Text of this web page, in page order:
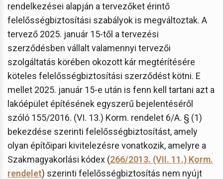
rendelkezései alapján a tervezőket érintő
felelősségbiztosítási szabályok is megváltoztak. A
tervező 2025. január 15-től a tervezési
szerződésben vállalt valamennyi tervezői
szolgáltatás körében okozott kár megtérítésére
köteles felelősségbiztosítási szerződést kötni. E
mellet 2025. január 15-e után is fenn kell tartani azt a
lakóépület építésének egyszerű bejelentéséről
szóló 155/2016. (VI. 13.) Korm. rendelet 6/A. § (1)
bekezdése szerinti felelősségbiztosítást, amely
olyan építőipari kivitelezésre vonatkozik, amelyre a
Szakmagyakorlási kódex (266/2013. (VII. 11.) Korm.
rendelet) szerinti felelősségbiztosítás nem nyújt